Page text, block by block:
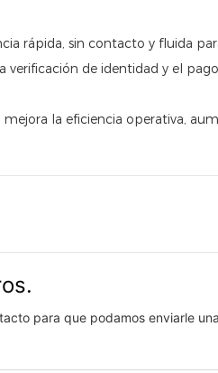
rápida, sin contacto y fluida
de identidad y el
la eficiencia operativa,
para que podamos enviarle